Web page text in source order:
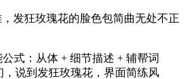
发狂玫瑰花的脸色包简曲无处不正
式：从体 + 细节描述 + 辅帮词
，说到发狂玫瑰花，界面简练风